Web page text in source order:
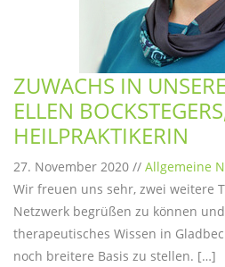
ZUWACHS IN
ELLEN
HEILPRAKTIKERIN
27. November 2020 // Allgemeine
Wir freuen uns sehr, zwei weitere
Netzwerk begrüßen zu können
therapeutisches Wissen in
noch breitere Basis zu stellen. […]